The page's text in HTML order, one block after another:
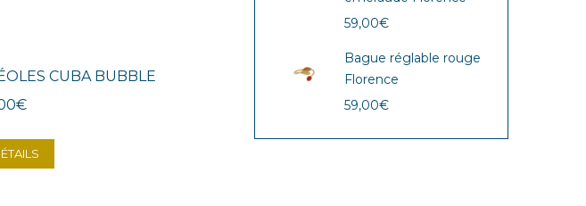
CUBA BUBBLE
€
59,00€
Bague réglable rouge
Florence
59,00€